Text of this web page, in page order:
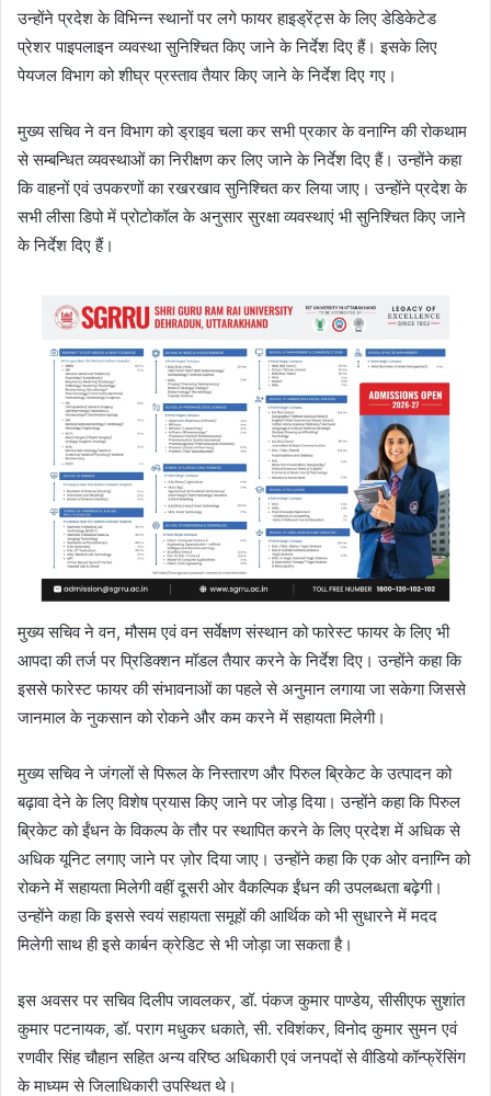
उन्होंने प्रदेश के विभिन्न स्थानों पर लगे फायर हाइड्रेंट्स के लिए डेडिकेटेड
प्रेशर पाइपलाइन व्यवस्था सुनिश्चित किए जाने के निर्देश दिए हैं। इसके लिए
पेयजल विभाग को शीघ्र प्रस्ताव तैयार किए जाने के निर्देश दिए गए।
मुख्य सचिव ने वन विभाग को ड्राइव चला कर सभी प्रकार के वनाग्नि की रोकथाम
से सम्बन्धित व्यवस्थाओं का निरीक्षण कर लिए जाने के निर्देश दिए हैं। उन्होंने कहा
कि वाहनों एवं उपकरणों का रखरखाव सुनिश्चित कर लिया जाए। उन्होंने प्रदेश के
सभी लीसा डिपो में प्रोटोकॉल के अनुसार सुरक्षा व्यवस्थाएं भी सुनिश्चित किए जाने
के निर्देश दिए हैं।
मुख्य सचिव ने वन, मौसम एवं वन सर्वेक्षण संस्थान को फारेस्ट फायर के लिए भी
आपदा की तर्ज पर प्रिडिक्शन मॉडल तैयार करने के निर्देश दिए। उन्होंने कहा कि
इससे फारेस्ट फायर की संभावनाओं का पहले से अनुमान लगाया जा सकेगा जिससे
जानमाल के नुकसान को रोकने और कम करने में सहायता मिलेगी।
मुख्य सचिव ने जंगलों से पिरूल के निस्तारण और पिरुल ब्रिकेट के उत्पादन को
बढ़ावा देने के लिए विशेष प्रयास किए जाने पर जोड़ दिया। उन्होंने कहा कि पिरुल
ब्रिकेट को ईंधन के विकल्प के तौर पर स्थापित करने के लिए प्रदेश में अधिक से
अधिक यूनिट लगाए जाने पर ज़ोर दिया जाए। उन्होंने कहा कि एक ओर वनाग्नि को
रोकने में सहायता मिलेगी वहीं दूसरी ओर वैकल्पिक ईंधन की उपलब्धता बढ़ेगी।
उन्होंने कहा कि इससे स्वयं सहायता समूहों की आर्थिक को भी सुधारने में मदद
मिलेगी साथ ही इसे कार्बन क्रेडिट से भी जोड़ा जा सकता है।
इस अवसर पर सचिव दिलीप जावलकर, डॉ. पंकज कुमार पाण्डेय, सीसीएफ सुशांत
कुमार पटनायक, डॉ. पराग मधुकर धकाते, सी. रविशंकर, विनोद कुमार सुमन एवं
रणवीर सिंह चौहान सहित अन्य वरिष्ठ अधिकारी एवं जनपदों से वीडियो कॉन्फ्रेंसिंग
के माध्यम से जिलाधिकारी उपस्थित थे।